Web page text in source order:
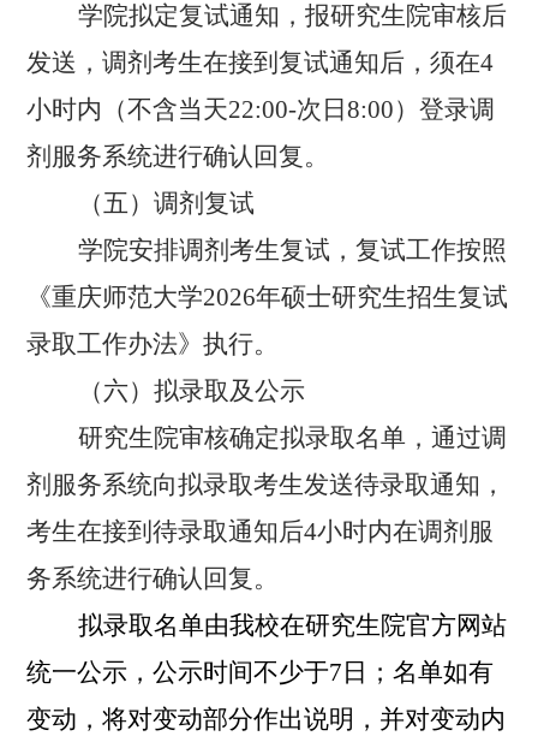
学院拟定复试通知，报研究生院审核后
发送，调剂考生在接到复试通知后，须在4
小时内（不含当天22:00-次日8:00）登录调
剂服务系统进行确认回复。
（五）调剂复试
学院安排调剂考生复试，复试工作按照
《重庆师范大学2026年硕士研究生招生复试
录取工作办法》执行。
（六）拟录取及公示
研究生院审核确定拟录取名单，通过调
剂服务系统向拟录取考生发送待录取通知，
考生在接到待录取通知后4小时内在调剂服
务系统进行确认回复。
拟录取名单由我校在研究生院官方网站
统一公示，公示时间不少于7 日；名单如有
变动，将对变动部分作出说明，并对变动内